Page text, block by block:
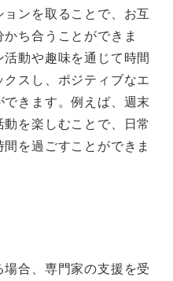
ンを取ることで、お互
ち合うことができま
動や趣味を通じて時間
スし、ポジティブなエ
きます。例えば、週末
を楽しむことで、日常
を過ごすことができま
合、専門家の支援を受